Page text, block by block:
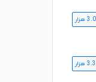
3.0 هزار
3.3 هزار